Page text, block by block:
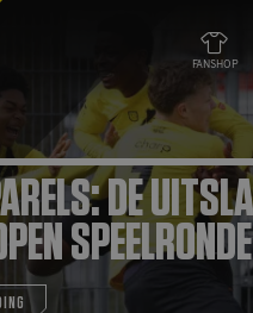
FANSHOP
DE
SPEELRONDE